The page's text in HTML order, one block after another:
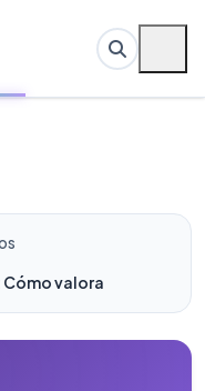
Cómo valorar diferentes